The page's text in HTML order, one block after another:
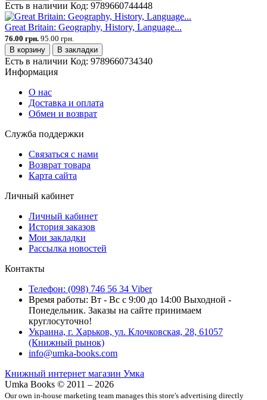
Есть в наличии Код: 9789660744448
Great Britain: Geography, History, Language...
76.00 грн. 95.00 грн.
В корзину
В закладки
Есть в наличии Код: 9789660734340
Информация
О нас
Доставка и оплата
Обмен и возврат
Служба поддержки
Связаться с нами
Возврат товара
Карта сайта
Личный кабинет
Личный кабинет
История заказов
Мои закладки
Рассылка новостей
Контакты
Телефон: (098) 746 56 34 Viber
Время работы: Вт - Вс с 9:00 до 14:00 Выходной -
Понедельник. Заказы на сайте принимаем
круглосуточно!
Украина, г. Харьков, ул. Клочковская, 28, 61057
(Книжный рынок)
info@umka-books.com
Книжный интернет магазин Умка
Umka Books © 2011 – 2026
Our own in-house marketing team manages this store's advertising directly